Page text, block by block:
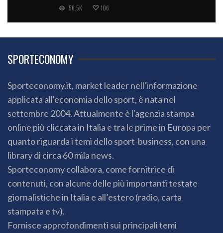
56.5K 106
SPORTECONOMY
Sporteconomy.it, market leader nell'informazione
applicata all'economia dello sport, è nata nel
settembre 2004. Attualmente è l'agenzia stampa
online più cliccata in Italia e tra le prime in Europa per
quanto riguarda i temi dello sport-business, con una
library di circa 60 mila news.
Sporteconomy collabora, come fornitrice di
contenuti, con alcune delle più importanti testate
giornalistiche in Italia e all’estero (radio, carta
stampata e tv).
Fornisce approfondimenti sui principali temi